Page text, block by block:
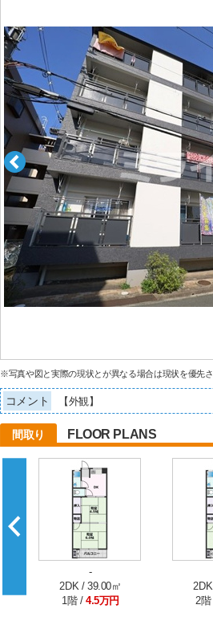
※写真や図と実際の現状とが異なる場合は現状を優先さ
コメント 【外観】
間取り FLOOR PLANS
-
2DK / 39.00㎡
1階 / 4.5万円
2